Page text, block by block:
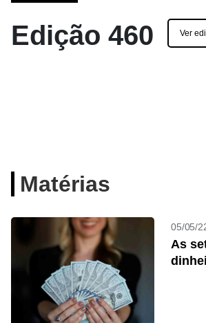
Edição 460 Ver
Matérias
05/05/
As